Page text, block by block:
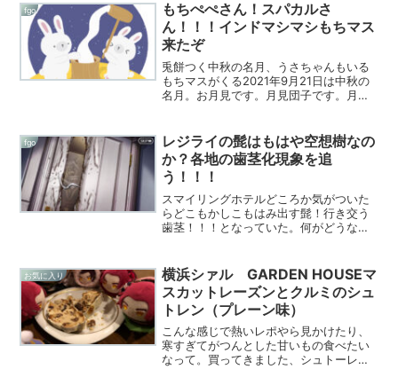
なっていたのですが、開店してしばらく
の間...
fgo
もちぺぺさん！スパカルさ
ん！！！インドマシマシもちマス
来たぞ
兎餅つく中秋の名月、うさちゃんもいる
もちマスがくる2021年9月21日は中秋の
名月。お月見です。月見団子です。月で
からあったとか。和菓子屋では「中秋の
名月」に因んだ...
fgo
レジライの髭はもはや空想樹なの
か？各地の歯茎化現象を追
う！！！
スマイリングホテルどころか気がついた
らどこもかしこもはみ出す髭！行き交う
歯茎！！！となっていた。何がどうなっ
ん。作者も困惑したFate/Grand Order -
tur...
お気に入り
横浜シァル GARDEN HOUSEマ
スカットレーズンとクルミのシュ
トレン（プレーン味）
こんな感じで熱いレポやら見かけたり、
寒すぎてがつんとした甘いもの食べたい
なって。買ってきました、シュトーレ